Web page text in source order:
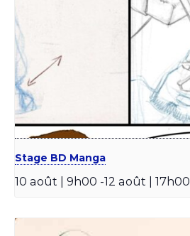
Stage BD Manga
10 août | 9h00 -12 août | 17h00